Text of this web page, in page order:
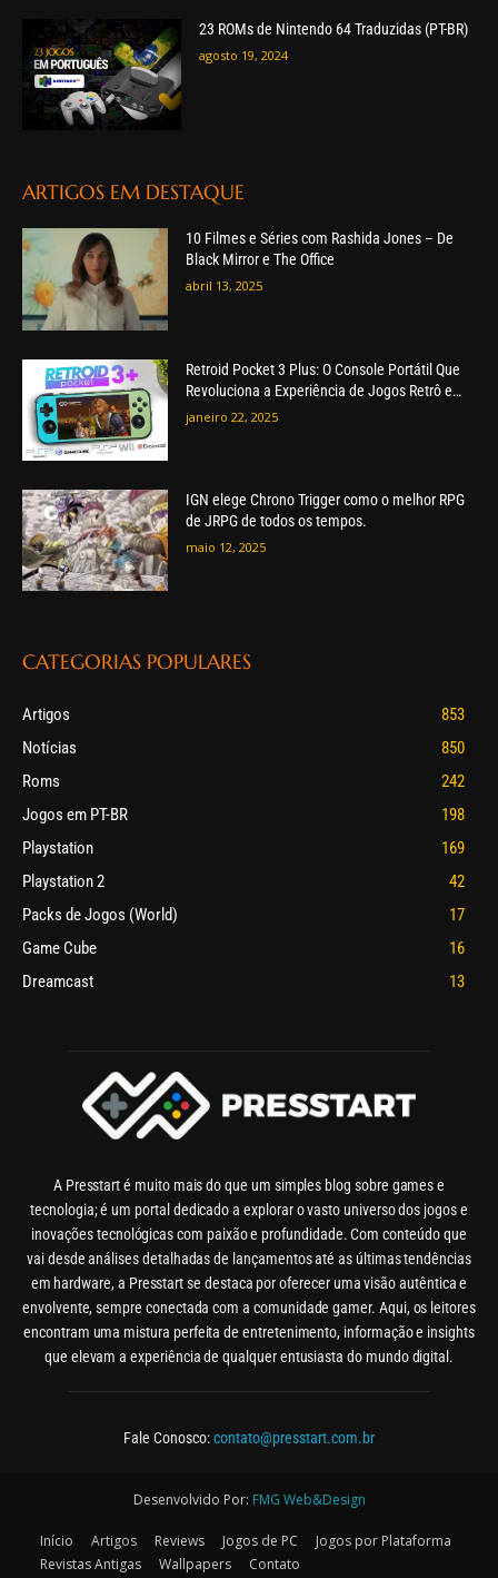
23 ROMs de Nintendo 64 Traduzidas (PT-BR)
agosto 19, 2024
ARTIGOS EM DESTAQUE
10 Filmes e Séries com Rashida Jones – De
Black Mirror e The Office
abril 13, 2025
Retroid Pocket 3 Plus: O Console Portátil Que
Revoluciona a Experiência de Jogos Retrô e
Modernos
janeiro 22, 2025
IGN elege Chrono Trigger como o melhor RPG
de JRPG de todos os tempos.
maio 12, 2025
CATEGORIAS POPULARES
Artigos
853
Notícias
850
Roms
242
Jogos em PT-BR
198
Playstation
169
Playstation 2
42
Packs de Jogos (World)
17
Game Cube
16
Dreamcast
13
A Presstart é muito mais do que um simples blog sobre games e
tecnologia; é um portal dedicado a explorar o vasto universo dos jogos e
inovações tecnológicas com paixão e profundidade. Com conteúdo que
vai desde análises detalhadas de lançamentos até as últimas tendências
em hardware, a Presstart se destaca por oferecer uma visão autêntica e
envolvente, sempre conectada com a comunidade gamer. Aqui, os leitores
encontram uma mistura perfeita de entretenimento, informação e insights
que elevam a experiência de qualquer entusiasta do mundo digital.
Fale Conosco:contato@presstart.com.br
Desenvolvido Por: FMG Web&Design
Início Artigos Reviews Jogos de PC
Jogos por Plataforma
Revistas Antigas
Wallpapers Contato